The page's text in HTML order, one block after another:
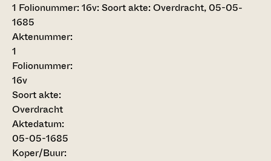
1 Folionummer: 16v: Soort akte: Overdracht, 05-05-
1685
Aktenummer:
1
Folionummer:
16v
Soort akte:
Overdracht
Aktedatum:
05-05-1685
Koper/Buur: